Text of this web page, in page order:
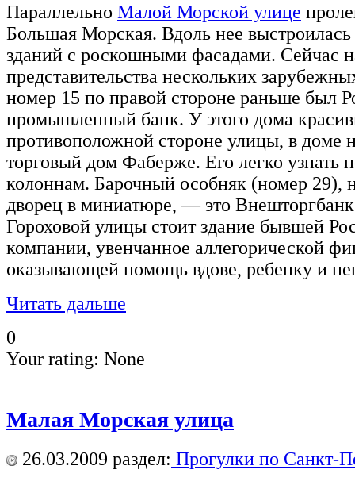
Параллельно Малой Морской улице
Большая Морская. Вдоль нее
зданий с роскошными фасадами. Сейчас
представительства нескольких
номер 15 по правой стороне раньше был
промышленный банк. У этого дома
противоположной стороне улицы, в доме
торговый дом Фаберже. Его легко узнать
колоннам. Барочный особняк (номер
дворец в миниатюре, — это
Гороховой улицы стоит здание бывшей
компании, увенчанное аллегорической
оказывающей помощь вдове, ребенку и
Читать дальше
0
Your rating: None
Малая Морская улица
26.03.2009 раздел: Прогулки по Санкт-